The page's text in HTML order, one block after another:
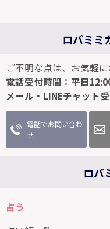
ロバミミ
ご不明な点は、お気軽
電話受付時間：平日
メール・LINEチャット
電話でお問い合わ
せ
ロバ
占う